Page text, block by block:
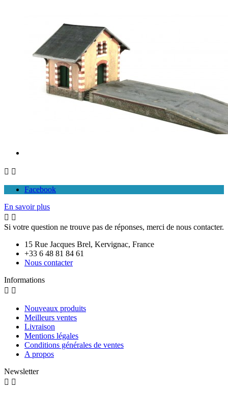
 
Facebook
En savoir plus
 
Si votre question ne trouve pas de réponses, merci de nous contacter.
15 Rue Jacques Brel, Kervignac, France
+33 6 48 81 84 61
Nous contacter
Informations
 
Nouveaux produits
Meilleurs ventes
Livraison
Mentions légales
Conditions générales de ventes
A propos
Newsletter
 